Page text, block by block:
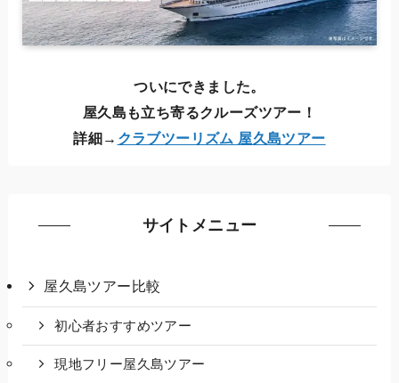
ついにできました。
屋久島も立ち寄るクルーズツアー！
詳細→ クラブツーリズム 屋久島ツアー
サイトメニュー
屋久島ツアー比較
初心者おすすめツアー
現地フリー屋久島ツアー